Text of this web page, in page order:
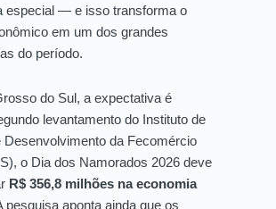
especial — e isso transforma o
em um dos grandes
do período.
do Sul, a expectativa é
levantamento do Instituto de
Desenvolvimento da Fecomércio
o Dia dos Namorados 2026 deve
R$ 356,8 milhões na economia
pesquisa aponta ainda que os